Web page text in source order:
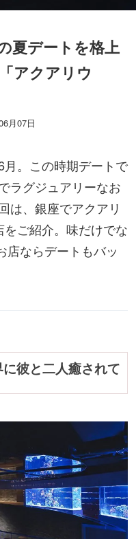
夏デートを格上
アクアリウ
月07日
月。この時期デートで
ラグジュアリーなお
は、銀座でアクアリ
ご紹介。味だけでな
店ならデートもバッ
彼と二人癒されて